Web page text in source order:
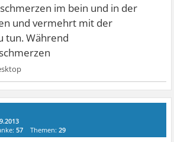
im bein und in der
und vermehrt mit der
tun. Während
57 Themen:29